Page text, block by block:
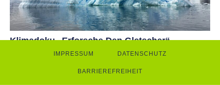
Klimadoku „Erforsche Den Gletscher“
IMPRESSUM DATENSCHUTZ
BARRIEREFREIHEIT